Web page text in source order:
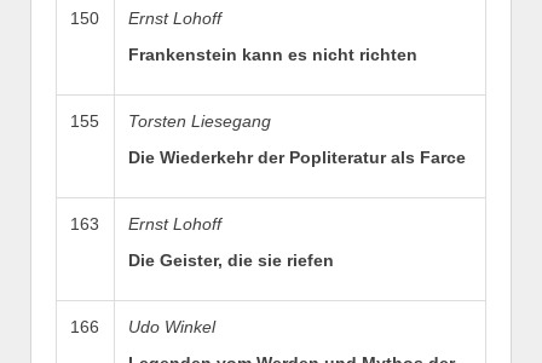
150
Ernst Lohoff
Frankenstein kann es nicht richten
155
Torsten Liesegang
Die Wiederkehr der Popliteratur als Farce
163
Ernst Lohoff
Die Geister, die sie riefen
166
Udo Winkel